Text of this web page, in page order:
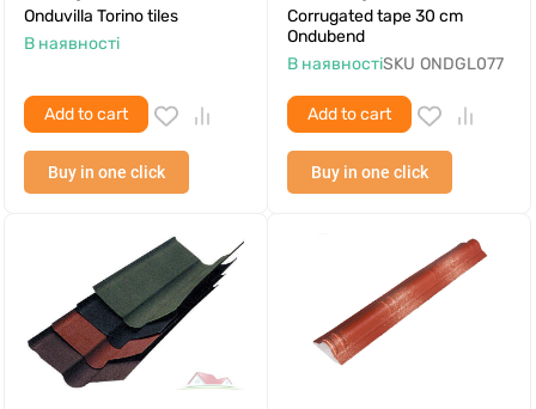
Onduvilla Torino tiles
В наявності
Add to cart
Buy in one click
Corrugated tape 30 cm
Ondubend
В наявностіSKU ONDGL077
Add to cart
Buy in one click